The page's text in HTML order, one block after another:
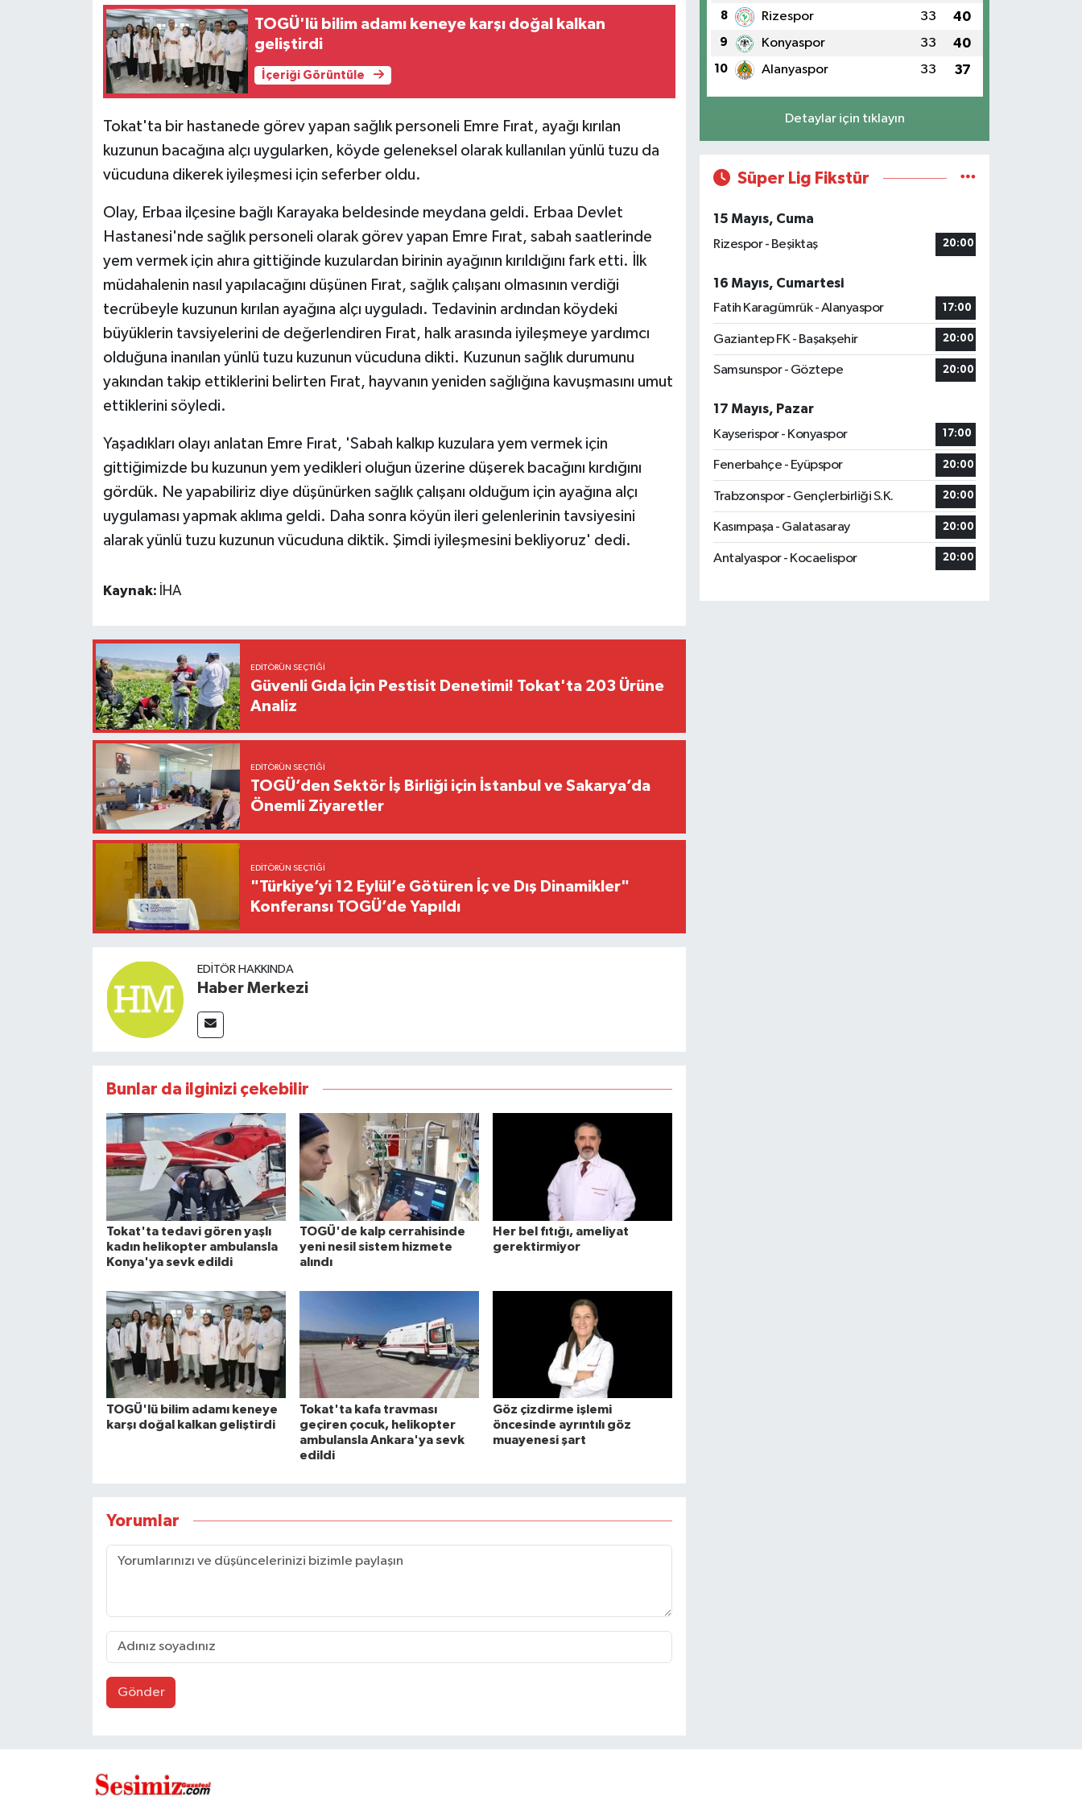
TOGÜ'lü bilim adamı keneye karşı doğal kalkan
geliştirdi
İçeriği Görüntüle
Tokat'ta bir hastanede görev yapan sağlık personeli Emre Fırat, ayağı kırılan
kuzunun bacağına alçı uygularken, köyde geleneksel olarak kullanılan yünlü tuzu da
vücuduna dikerek iyileşmesi için seferber oldu.
Olay, Erbaa ilçesine bağlı Karayaka beldesinde meydana geldi. Erbaa Devlet
Hastanesi'nde sağlık personeli olarak görev yapan Emre Fırat, sabah saatlerinde
yem vermek için ahıra gittiğinde kuzulardan birinin ayağının kırıldığını fark etti. İlk
müdahalenin nasıl yapılacağını düşünen Fırat, sağlık çalışanı olmasının verdiği
tecrübeyle kuzunun kırılan ayağına alçı uyguladı. Tedavinin ardından köydeki
büyüklerin tavsiyelerini de değerlendiren Fırat, halk arasında iyileşmeye yardımcı
olduğuna inanılan yünlü tuzu kuzunun vücuduna dikti. Kuzunun sağlık durumunu
yakından takip ettiklerini belirten Fırat, hayvanın yeniden sağlığına kavuşmasını umut
ettiklerini söyledi.
Yaşadıkları olayı anlatan Emre Fırat, 'Sabah kalkıp kuzulara yem vermek için
gittiğimizde bu kuzunun yem yedikleri oluğun üzerine düşerek bacağını kırdığını
gördük. Ne yapabiliriz diye düşünürken sağlık çalışanı olduğum için ayağına alçı
uygulaması yapmak aklıma geldi. Daha sonra köyün ileri gelenlerinin tavsiyesini
alarak yünlü tuzu kuzunun vücuduna diktik. Şimdi iyileşmesini bekliyoruz' dedi.
Kaynak: İHA
EDITÖRÜN SEÇTIĞI
Güvenli Gıda İçin Pestisit Denetimi! Tokat'ta 203 Ürüne
Analiz
EDITÖRÜN SEÇTIĞI
TOGÜ’den Sektör İş Birliği için İstanbul ve Sakarya’da
Önemli Ziyaretler
EDITÖRÜN SEÇTIĞI
"Türkiye’yi 12 Eylül’e Götüren İç ve Dış Dinamikler"
Konferansı TOGÜ’de Yapıldı
EDITÖR HAKKINDA
Haber Merkezi
Bunlar da ilginizi çekebilir
Tokat'ta tedavi gören yaşlı
kadın helikopter ambulansla
Konya'ya sevk edildi
TOGÜ'de kalp cerrahisinde
yeni nesil sistem hizmete
alındı
Her bel fıtığı, ameliyat
gerektirmiyor
TOGÜ'lü bilim adamı keneye
karşı doğal kalkan geliştirdi
Tokat'ta kafa travması
geçiren çocuk, helikopter
ambulansla Ankara'ya sevk
edildi
Göz çizdirme işlemi
öncesinde ayrıntılı göz
muayenesi şart
Yorumlar
Gönder
8 Rizespor 33 40
9 Konyaspor 33 40
10 Alanyaspor 33 37
Detaylar için tıklayın
Süper Lig Fikstür
15 Mayıs, Cuma
Rizespor - Beşiktaş
20:00
16 Mayıs, Cumartesi
Fatih Karagümrük - Alanyaspor
17:00
Gaziantep FK - Başakşehir 20:00
Samsunspor - Göztepe 20:00
17 Mayıs, Pazar
Kayserispor - Konyaspor
17:00
Fenerbahçe - Eyüpspor 20:00
Trabzonspor - Gençlerbirliği S.K. 20:00
Kasımpaşa - Galatasaray 20:00
Antalyaspor - Kocaelispor 20:00